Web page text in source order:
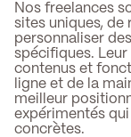
Nos freelances
sites uniques, de
personnaliser
spécifiques.
contenus et
ligne et de la
meilleur
expérimentés
concrètes.